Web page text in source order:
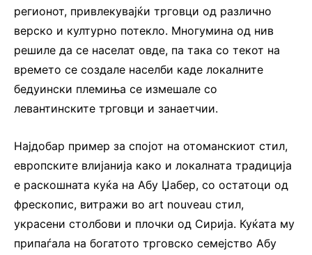
регионот, привлекувајќи трговци од различно
верско и културно потекло. Многумина од нив
решиле да се населат овде, па така со текот на
времето се создале населби каде локалните
бедуински племиња се измешале со
левантинските трговци и занаетчии.
Најдобар пример за спојот на отоманскиот стил,
европските влијанија како и локалната традиција
е раскошната куќа на Абу Џабер, со остатоци од
фрескопис, витражи во art nouveau стил,
украсени столбови и плочки од Сирија. Куќата му
припаѓала на богатото трговско семејство Абу